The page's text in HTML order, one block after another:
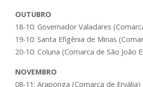
OUTUBRO
18-10: Governador Valadares
19-10: Santa Efigênia de Minas
20-10: Coluna (Comarca de São João
NOVEMBRO
08-11: Araponga (Comarca de Ervália)